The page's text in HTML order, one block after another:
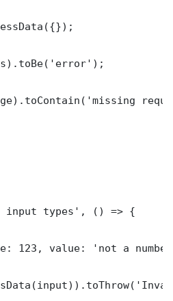
input types', () => {
123, value: 'not a